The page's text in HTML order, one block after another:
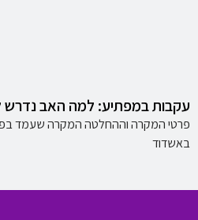
עקבות במפתיע: למה האב נדרש
פרטי המקרה וההחלטה המקרה שעמד
באשדוד